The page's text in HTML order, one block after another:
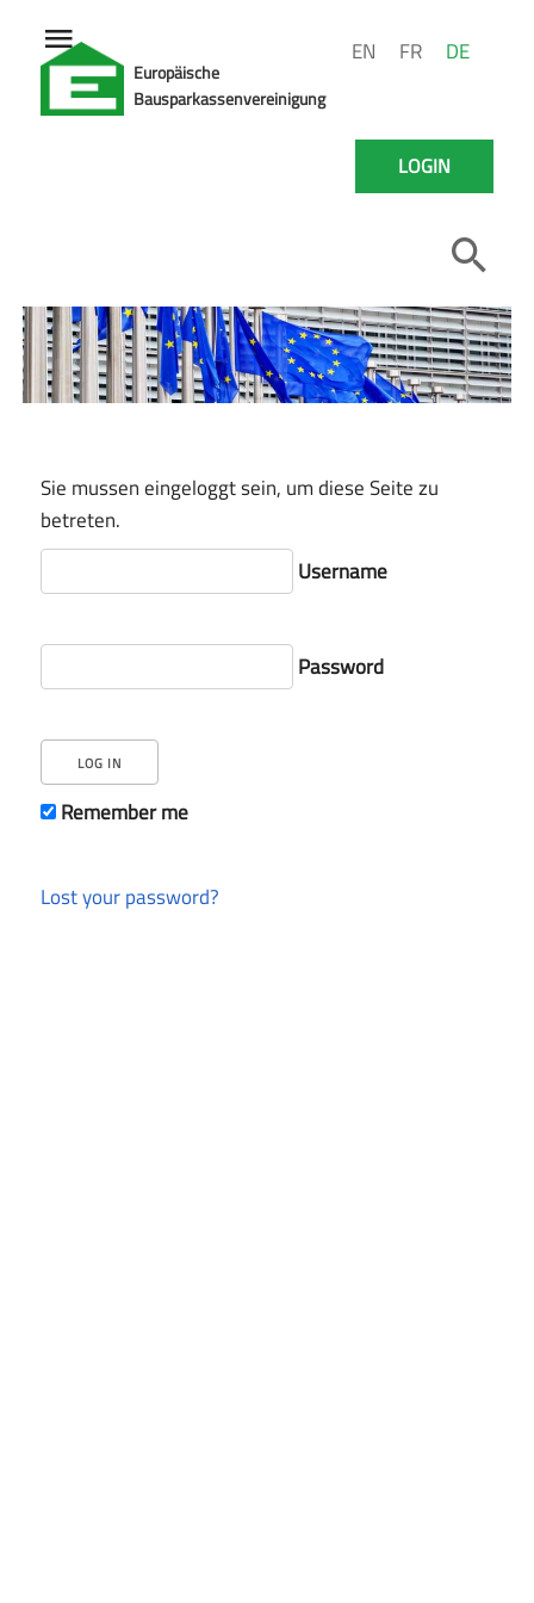
Europäische
Bausparkassenvereinigung
EN FR DE
LOGIN
Sie mussen eingeloggt sein, um diese Seite zu
betreten.
Username
Password
Remember me
Lost your password?